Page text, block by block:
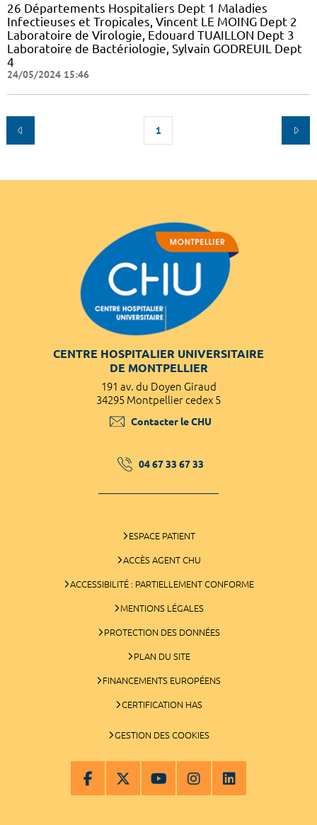
26 Départements Hospitaliers Dept 1 Maladies
Infectieuses et Tropicales, Vincent LE MOING Dept 2
Laboratoire de Virologie, Edouard TUAILLON Dept 3
Laboratoire de Bactériologie, Sylvain GODREUIL Dept
4
24/05/2024 15:46
1
CENTRE HOSPITALIER UNIVERSITAIRE
DE MONTPELLIER
191 av. du Doyen Giraud
34295 Montpellier cedex 5
Contacter le CHU
04 67 33 67 33
ESPACE PATIENT
ACCÈS AGENT CHU
ACCESSIBILITÉ : PARTIELLEMENT CONFORME
MENTIONS LÉGALES
PROTECTION DES DONNÉES
PLAN DU SITE
FINANCEMENTS EUROPÉENS
CERTIFICATION HAS
GESTION DES COOKIES